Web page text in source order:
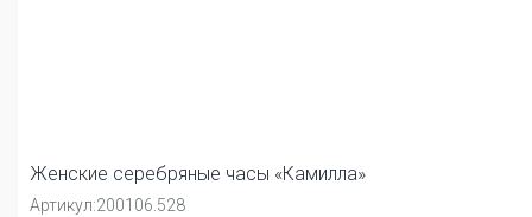
Женские серебряные часы «Камилла»
Артикул:200106.528